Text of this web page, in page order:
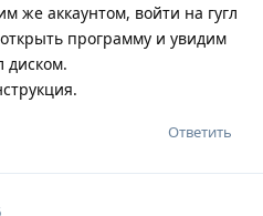
же аккаунтом, войти на гугл
программу и увидим
диском.
Ответить